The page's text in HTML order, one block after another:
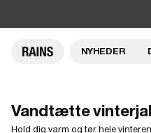
NYHEDER
Vandtætte
Hold dig varm og tør hele